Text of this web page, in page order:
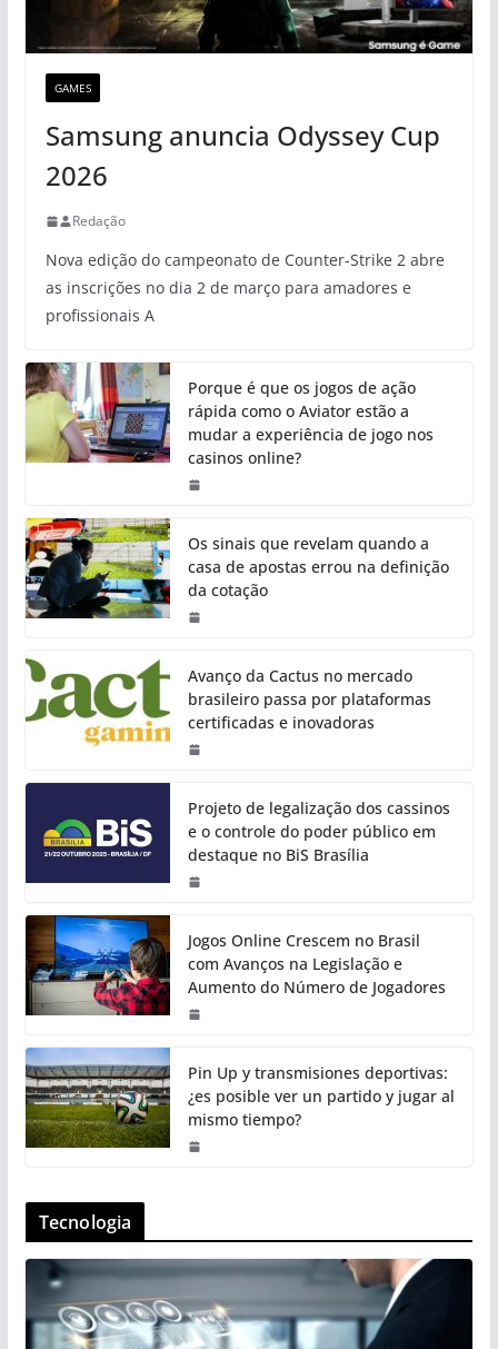
GAMES
Samsung anuncia Odyssey Cup
2026
Redação
Nova edição do campeonato de Counter-Strike 2 abre
as inscrições no dia 2 de março para amadores e
profissionais A
Porque é que os jogos de ação
rápida como o Aviator estão a
mudar a experiência de jogo nos
casinos online?
Os sinais que revelam quando a
casa de apostas errou na definição
da cotação
Avanço da Cactus no mercado
brasileiro passa por plataformas
certificadas e inovadoras
Projeto de legalização dos cassinos
e o controle do poder público em
destaque no BiS Brasília
Jogos Online Crescem no Brasil
com Avanços na Legislação e
Aumento do Número de Jogadores
Pin Up y transmisiones deportivas:
¿es posible ver un partido y jugar al
mismo tiempo?
Tecnologia